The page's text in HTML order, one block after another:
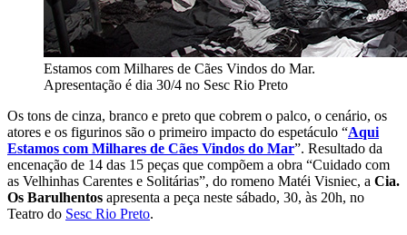
Estamos com Milhares de Cães Vindos do Mar.
Apresentação é dia 30/4 no Sesc Rio Preto
Os tons de cinza, branco e preto que cobrem o palco, o cenário, os
atores e os figurinos são o primeiro impacto do espetáculo “Aqui
Estamos com Milhares de Cães Vindos do Mar”. Resultado da
encenação de 14 das 15 peças que compõem a obra “Cuidado com
as Velhinhas Carentes e Solitárias”, do romeno Matéi Visniec, a Cia.
Os Barulhentos apresenta a peça neste sábado, 30, às 20h, no
Teatro do Sesc Rio Preto.